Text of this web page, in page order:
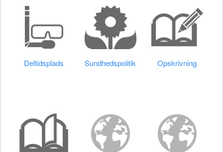
Deltidsplads Sundhedspolitik Opskrivning